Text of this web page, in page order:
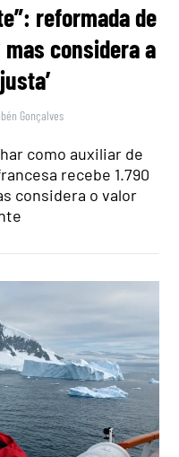
reformada de
mas considera a
Gonçalves
como auxiliar de
recebe 1.790
considera o valor